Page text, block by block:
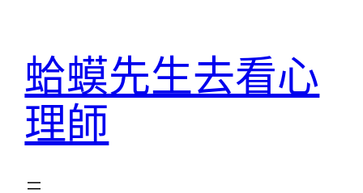
蛤蟆先生去看心
理師